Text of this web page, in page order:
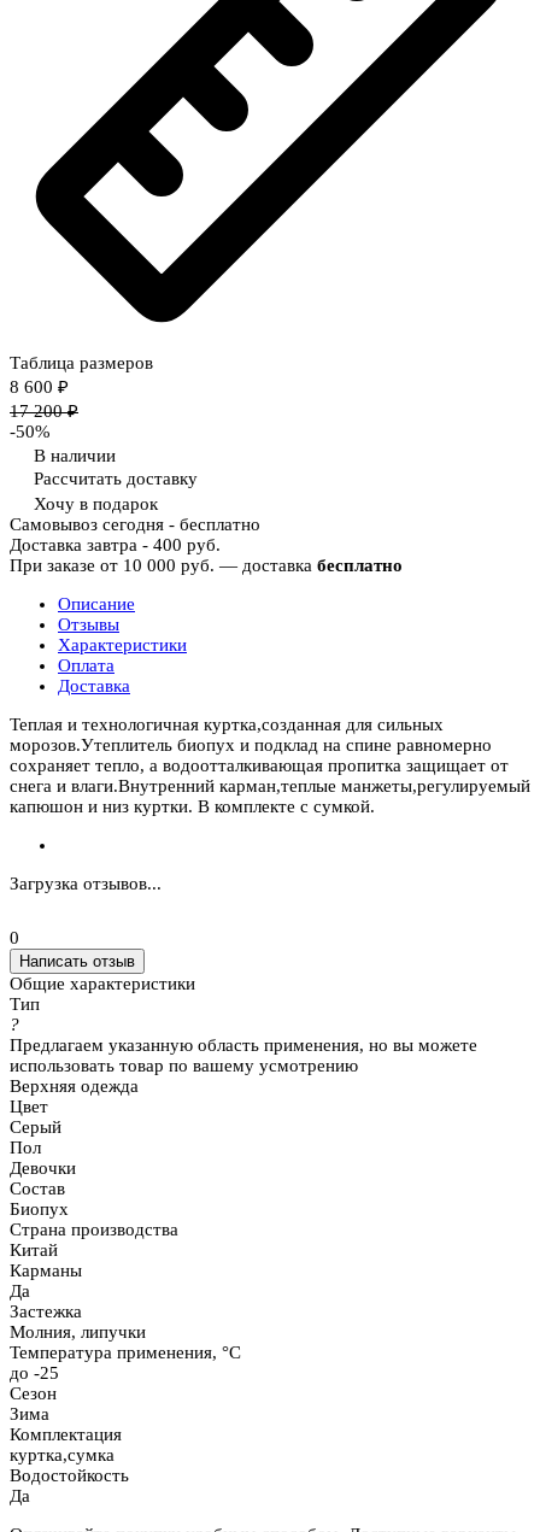
Таблица размеров
8 600 ₽
17 200 ₽
-50%
В наличии
Рассчитать доставку
Хочу в подарок
Самовывоз сегодня - бесплатно
Доставка завтра - 400 руб.
При заказе от 10 000 руб. — доставка бесплатно
Описание
Отзывы
Характеристики
Оплата
Доставка
Теплая и технологичная куртка,созданная для сильных
морозов.Утеплитель биопух и подклад на спине равномерно
сохраняет тепло, а водоотталкивающая пропитка защищает от
снега и влаги.Внутренний карман,теплые манжеты,регулируемый
капюшон и низ куртки. В комплекте с сумкой.
Загрузка отзывов...
0
Написать отзыв
Общие характеристики
Тип
?
Предлагаем указанную область применения, но вы можете
использовать товар по вашему усмотрению
Верхняя одежда
Цвет
Серый
Пол
Девочки
Состав
Биопух
Страна производства
Китай
Карманы
Да
Застежка
Молния, липучки
Температура применения, °C
до -25
Сезон
Зима
Комплектация
куртка,сумка
Водостойкость
Да